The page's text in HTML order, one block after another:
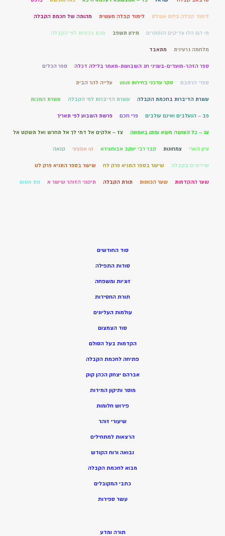
לימוד קבלה בלוס אנגלס לימוד קבלה מעשית מהותה של חכמת הקבלה
מי הם הלו צדיקים הנסתרים מירון תשפב מכת בכורות לפי הקבלה
מלחמה גרעינית מתאבד
ספר הזהר-מועדים-בעניני חג השבועות-מאמר בלילה דכלה ספר הכלים
ספרי הרמבם סקר עדכני בחירות 2015 עלייה להר הבית
עשרת הדיברות בחכמת הקבלה עשרת הדיברות לפי הקבלה עשרת המכות
פב – הנעלבים ואינם עולבים פרי חכם פרשת השבוע לפי תאריך
צג – כל העושה משא ומתן באמונה צז – אלקים אל דמי לך אל תחרש ואל תשקט אל
ציון הארי צמחונות קבר רבי יעקב אבוחצירא קו אמצעי קנאה
שידוכים בקבלה שיעור בספר התניא פרק לח שיעור בספר התניא פרק לט
שער ההקדמות שער הכוונות תורת הקבלה תיקוני הזוהר שיעור א תת אטום
סוד החודשים
סודות התפילה
זוגיות ומשפחה
תורת החסידות
עולמות העליונים
סוד הצמצום
הקדמות בעל הסולם
פתיחה לחכמת הקבלה
אברהם יצחק הכהן קוק
מוסר ותיקון המידות
פירוש חלומות
שיעורי זוהר
הרצאות למתחילים
נבואה ורוח הקודש
מבוא לחכמת הקבלה
כתבי המקובלים
עשר ספירות
תורה ומדע